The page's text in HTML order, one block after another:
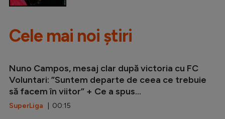
Cele mai noi știri
Nuno Campos, mesaj clar după victoria cu FC
Voluntari: ”Suntem departe de ceea ce trebuie
să facem în viitor” + Ce a spus...
SuperLiga | 00:15